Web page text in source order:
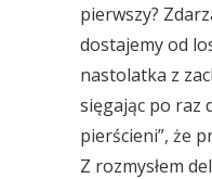
pierwszy?
dostajemy od
nastolatka z
sięgając po raz
pierścieni”, że
Z rozmysłem